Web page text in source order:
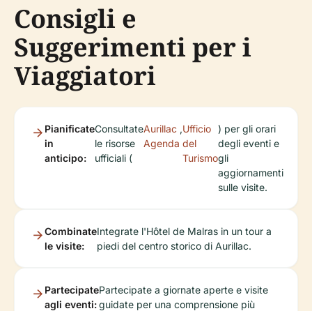
Consigli e
Suggerimenti per i
Viaggiatori
Pianificate
in
anticipo:
Consultate
le risorse
ufficiali (
Aurillac
Agenda
,Ufficio
del
Turismo
) per gli orari
degli eventi e
gli
aggiornamenti
sulle visite.
Combinate
le visite:
Integrate l'Hôtel de Malras in un tour a
piedi del centro storico di Aurillac.
Partecipate
agli eventi:
Partecipate a giornate aperte e visite
guidate per una comprensione più